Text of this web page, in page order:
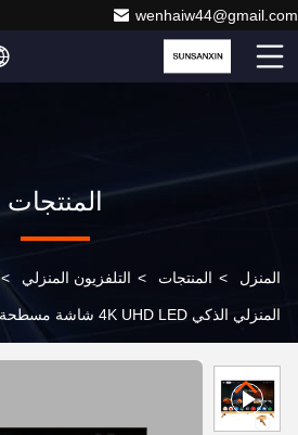
wenhaiw44@gmail.com
المنتجات
المنزل > المنتجات > التلفزيون المنزلي >
المنزلي الذكي 4K UHD LED شاشة مسطحة